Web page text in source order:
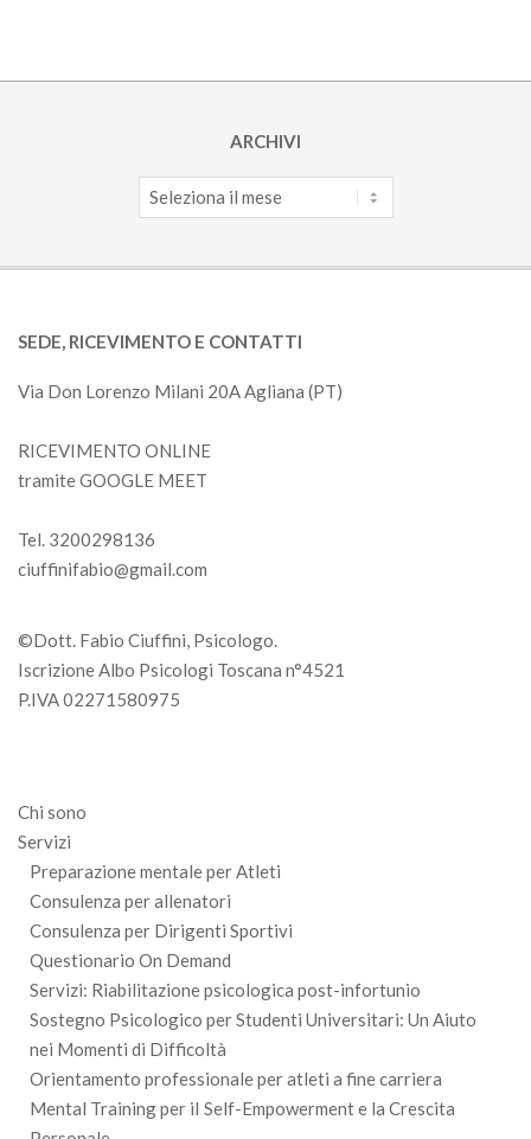
ARCHIVI
Archivi
SEDE, RICEVIMENTO E CONTATTI
Via Don Lorenzo Milani 20A Agliana (PT)
RICEVIMENTO ONLINE
tramite GOOGLE MEET
Tel. 3200298136
ciuffinifabio@gmail.com
©Dott. Fabio Ciuffini, Psicologo.
Iscrizione Albo Psicologi Toscana n°4521
P.IVA 02271580975
Chi sono
Servizi
Preparazione mentale per Atleti
Consulenza per allenatori
Consulenza per Dirigenti Sportivi
Questionario On Demand
Servizi: Riabilitazione psicologica post-infortunio
Sostegno Psicologico per Studenti Universitari: Un Aiuto
nei Momenti di Difficoltà
Orientamento professionale per atleti a fine carriera
Mental Training per iI Self-Empowerment e la Crescita